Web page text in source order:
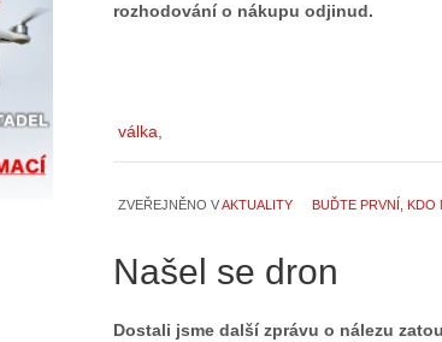
rozhodování o nákupu odjinud.
válka
ZVEŘEJNĚNO VAKTUALITY BUĎTE PRVNÍ, KDO
Našel se dron
Dostali jsme další zprávu o nálezu